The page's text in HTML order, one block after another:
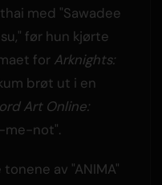
med "Sawadee
før hun kjørte
for Arknights:
brøt ut i en
Art Online:
not".
av "ANIMA"